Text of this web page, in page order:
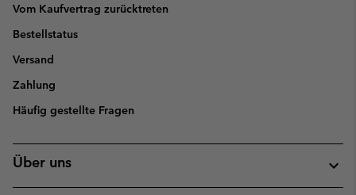
Vom Kaufvertrag zurücktreten
Bestellstatus
Versand
Zahlung
Häufig gestellte Fragen
Über uns